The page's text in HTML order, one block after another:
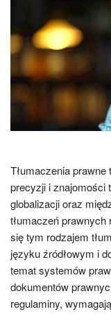
Tłumaczenia
precyzji i znajomości
globalizacji oraz
tłumaczeń
się tym rodzajem
języku źródłowym i
temat systemów
dokumentów
regulaminy,